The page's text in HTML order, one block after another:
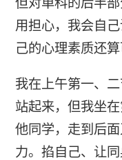
用担心，我会自
己的心理素质还算
我在上午第一、
站起来，但我坐
他同学，走到后
力。掐自己、让